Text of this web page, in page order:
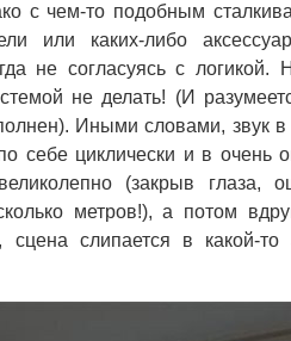
с чем-то подобным
или каких-либо
не согласуясь с
не делать! (И
Иными словами, звук
себе циклически и в очень
(закрыв глаза,
метров!), а потом
сцена слипается в